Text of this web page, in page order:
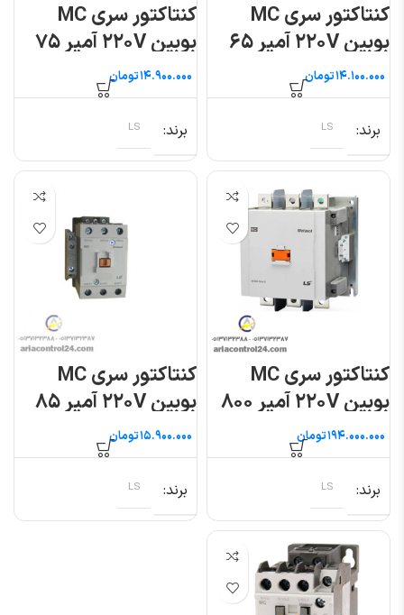
کنتاکتور سری MC
بوبین ۲۲۰V آمپر ۶۵
ال اس تومان
برند LS
کنتاکتور سری MC
بوبین ۲۲۰V آمپر ۷۵
ال اس تومان
برند LS
کنتاکتور سری MC
بوبین ۲۲۰V آمپر ۸۰۰
ال اس
تومان
برند LS
کنتاکتور سری MC
بوبین ۲۲۰V آمپر ۸۵
ال اس تومان
برند LS